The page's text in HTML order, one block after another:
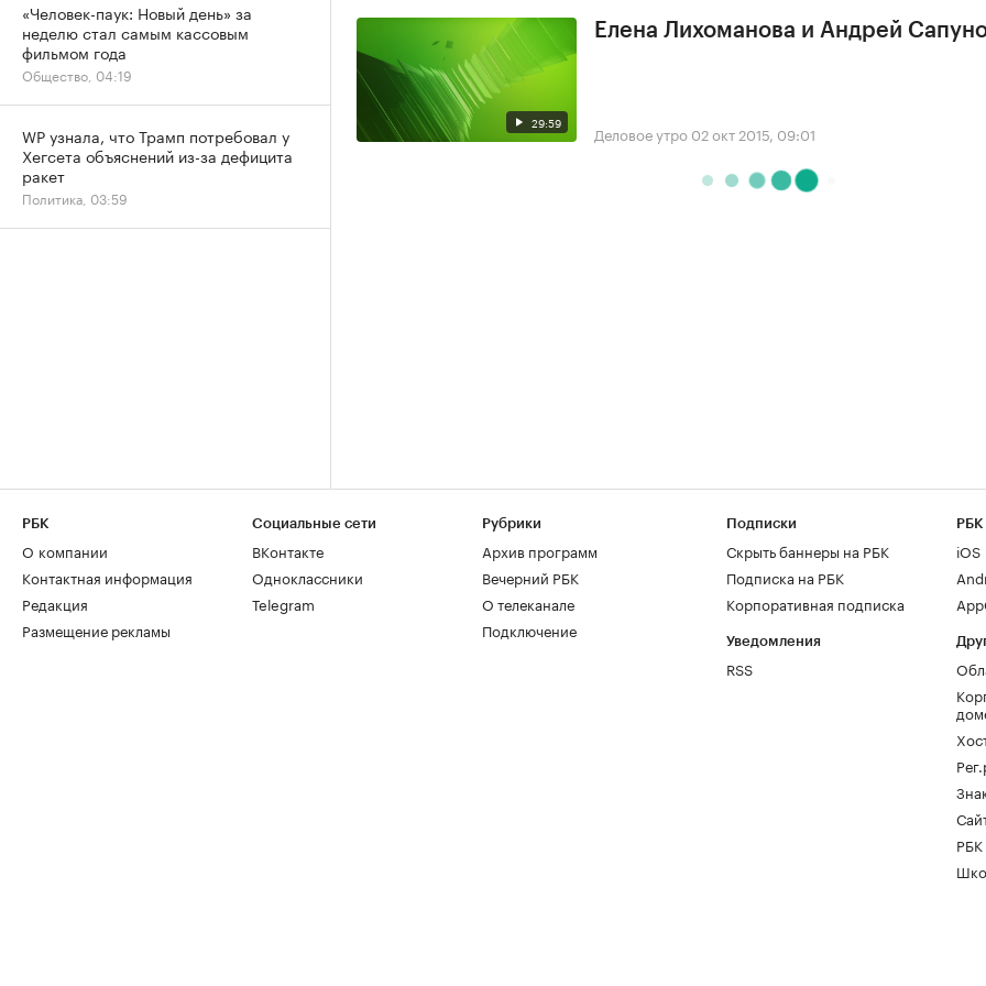
29:59
Елена Лихоманова и Андрей
Деловое утро 02 окт 2015, 09:01
«Человек-паук: Новый день» за
неделю стал самым кассовым
фильмом года
Общество, 04:19
WP узнала, что Трамп потребовал у
Хегсета объяснений из-за дефицита
ракет
Политика, 03:59
РБК
О компании
Контактная информация
Редакция
Размещение рекламы
Социальные сети
ВКонтакте
Одноклассники
Telegram
Рубрики
Архив программ
Вечерний РБК
О телеканале
Подключение
Подписки
Скрыть баннеры на РБК
Подписка на РБК
Корпоративная подписка
Уведомления
RSS
РБК
iOS